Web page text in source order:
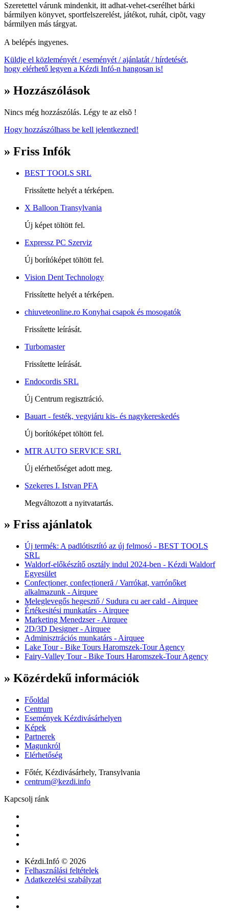
Szeretettel várunk mindenkit, itt adhat-vehet-cserélhet bárki
bármilyen könyvet, sportfelszerelést, játékot, ruhát, cipõt, vagy
bármilyen más tárgyat.
A belépés ingyenes.
Küldje el közleményét / eseményét / ajánlatát / hírdetését,
hogy elérhető legyen a Kézdi Infó-n hangosan is!
» Hozzászólások
Nincs még hozzászólás. Légy te az elsõ !
Hogy hozzászólhass be kell jelentkezned!
» Friss Infók
BEST TOOLS SRL
Frissítette helyét a térképen.
X Balloon Transylvania
Új képet töltött fel.
Expressz PC Szerviz
Új borítóképet töltött fel.
Vision Dent Technology
Frissítette helyét a térképen.
chiuveteonline.ro Konyhai csapok és mosogatók
Frissítette leírását.
Turbomaster
Frissítette leírását.
Endocordis SRL
Új Centrum regisztráció.
Bauart - festék, vegyiáru kis- és nagykereskedés
Új borítóképet töltött fel.
MTR AUTO SERVICE SRL
Új elérhetőséget adott meg.
Szekeres I. Istvan PFA
Megváltozott a nyitvatartás.
» Friss ajánlatok
Új termék: A padlótisztító az új felmosó - BEST TOOLS
SRL
Waldorf-előkészítő osztály indul 2024-ben - Kézdi Waldorf
Egyesület
Confecționer, confecționeră / Varrókat, varrónőket
alkalmazunk - Airquee
Meleglevegős hegesztő / Sudura cu aer cald - Airquee
Értékesitési munkatárs - Airquee
Marketing Menedzser - Airquee
2D/3D Designer - Airquee
Adminisztrációs munkatárs - Airquee
Lake Tour - Bike Tours Haromszek-Tour Agency
Fairy-Valley Tour - Bike Tours Haromszek-Tour Agency
» Közérdekű információk
Főoldal
Centrum
Események Kézdivásárhelyen
Képek
Partnerek
Magunkról
Elérhetőség
Főtér, Kézdivásárhely, Transylvania
centrum@kezdi.info
Kapcsolj ránk
Kézdi.Infó © 2026
Felhasználási feltételek
Adatkezelési szabályzat